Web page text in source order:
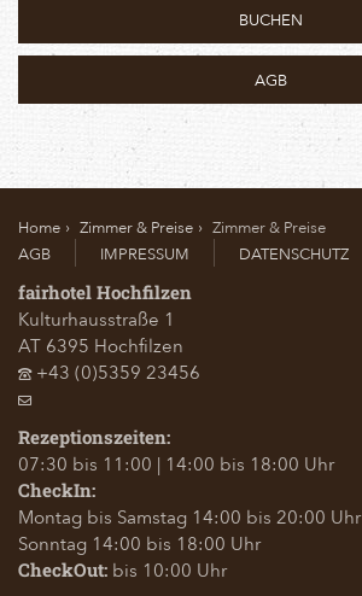
BUCHEN
AGB
Home Zimmer & Preise
Zimmer & Preise
AGB
IMPRESSUM DATENSCHUTZ
fairhotel Hochfilzen
Kulturhausstraße 1
AT 6395 Hochfilzen
+43 (0)5359 23456
Rezeptionszeiten:
07:30 bis 11:00 | 14:00 bis 18:00 Uhr
CheckIn:
Montag bis Samstag 14:00 bis 20:00 Uhr
Sonntag 14:00 bis 18:00 Uhr
CheckOut: bis 10:00 Uhr